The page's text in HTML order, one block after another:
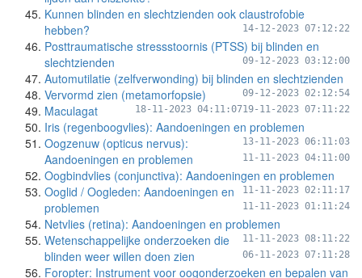
Kunnen blinden en slechtzienden ook claustrofobie
hebben?
14-12-2023 07:12:22
Posttraumatische stressstoornis (PTSS) bij blinden en
slechtzienden
09-12-2023 03:12:00
Automutilatie (zelfverwonding) bij blinden en slechtzienden
09-12-2023 02:12:54
Vervormd zien (metamorfopsie)
19-11-2023 07:11:22
Maculagat 18-11-2023 04:11:07
Iris (regenboogvlies): Aandoeningen en problemen
13-11-2023 06:11:03
Oogzenuw (opticus nervus):
Aandoeningen en problemen
11-11-2023 04:11:00
Oogbindvlies (conjunctiva): Aandoeningen en problemen
11-11-2023 02:11:17
Ooglid / Oogleden: Aandoeningen en
problemen
11-11-2023 01:11:24
Netvlies (retina): Aandoeningen en problemen
11-11-2023 08:11:22
Wetenschappelijke onderzoeken die
blinden weer willen doen zien
06-11-2023 07:11:28
Foropter: Instrument voor oogonderzoeken en bepalen van